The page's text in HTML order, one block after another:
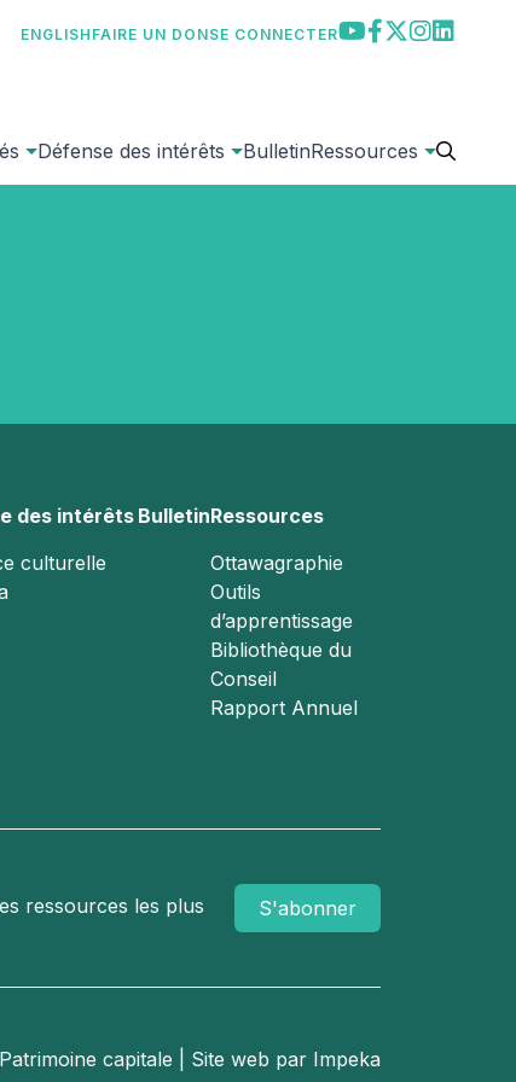
ENGLISH FAIRE UN DONSE CONNECTER YOUTUBE
FACEBOOK
TWITTER
Défense des intérêts BulletinRessources
des intérêts
culturelle
BulletinRessources
Ottawagraphie
Outils
d’apprentissage
Bibliothèque du
Conseil
Rapport Annuel
ressources les plus
S'abonner
capitale | Site web par Impeka